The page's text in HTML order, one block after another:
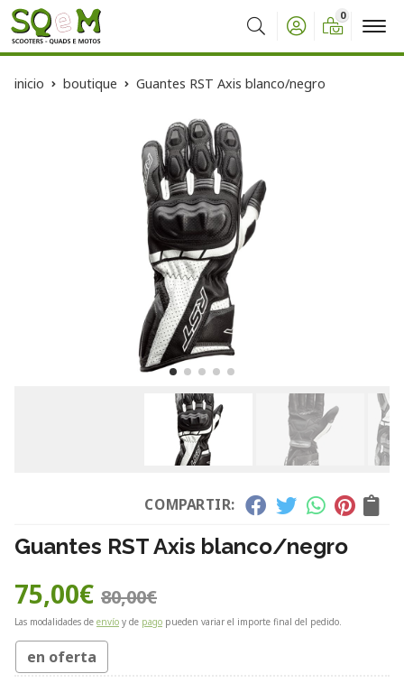
Buscar
0
inicio boutique Guantes RST Axis blanco/negro
COMPARTIR:
Guantes RST Axis blanco/negro
75,00€ 80,00€
Las modalidades de envío y de pago pueden variar el importe final del pedido.
en oferta